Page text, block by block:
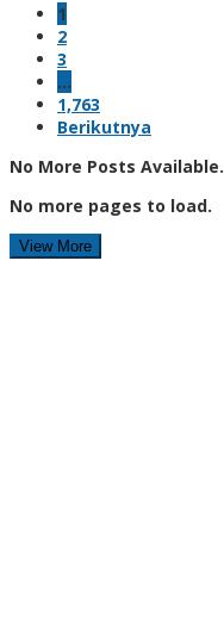
1
2
3
…
1,763
Berikutnya
No More Posts Available.
No more pages to load.
View More